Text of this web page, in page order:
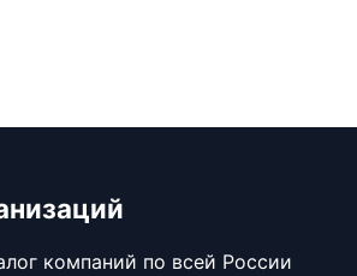
компаний по всей России